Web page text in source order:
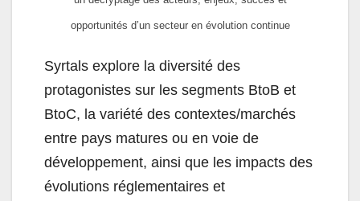
opportunités d’un secteur en évolution continue
Syrtals explore la diversité des
protagonistes sur les segments BtoB et
BtoC, la variété des contextes/marchés
entre pays matures ou en voie de
développement, ainsi que les impacts des
évolutions réglementaires et